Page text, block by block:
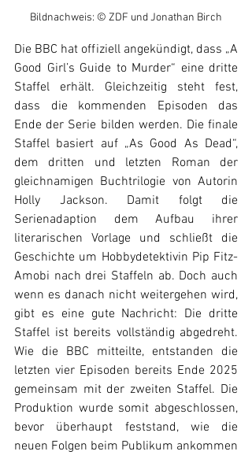
Bildnachweis: © ZDF und Jonathan Birch
Die BBC hat offiziell angekündigt, dass „A
Good Girl’s Guide to Murder“ eine dritte
Staffel erhält. Gleichzeitig steht fest,
dass die kommenden Episoden das
Ende der Serie bilden werden. Die finale
Staffel basiert auf „As Good As Dead“,
dem dritten und letzten Roman der
gleichnamigen Buchtrilogie von Autorin
Holly Jackson. Damit folgt die
Serienadaption dem Aufbau ihrer
literarischen Vorlage und schließt die
Geschichte um Hobbydetektivin Pip Fitz-
Amobi nach drei Staffeln ab. Doch auch
wenn es danach nicht weitergehen wird,
gibt es eine gute Nachricht: Die dritte
Staffel ist bereits vollständig abgedreht.
Wie die BBC mitteilte, entstanden die
letzten vier Episoden bereits Ende 2025
gemeinsam mit der zweiten Staffel. Die
Produktion wurde somit abgeschlossen,
bevor überhaupt feststand, wie die
neuen Folgen beim Publikum ankommen